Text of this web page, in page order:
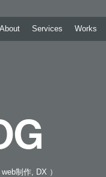
About Services Works
制作, DX ）